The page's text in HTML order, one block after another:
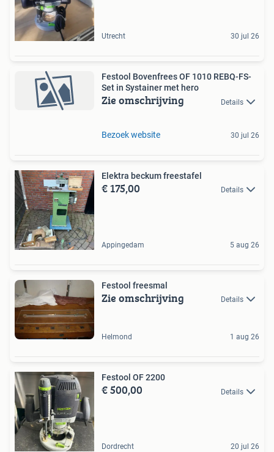
Utrecht 30 jul 26
Festool Bovenfrees OF 1010 REBQ-FS-
Set in Systainer met hero
Zie omschrijving Details
Bezoek website 30 jul 26
Elektra beckum freestafel
€ 175,00 Details
Appingedam 5 aug 26
Festool freesmal
Zie omschrijving Details
Helmond 1 aug 26
Festool OF 2200
€ 500,00 Details
Dordrecht 20 jul 26